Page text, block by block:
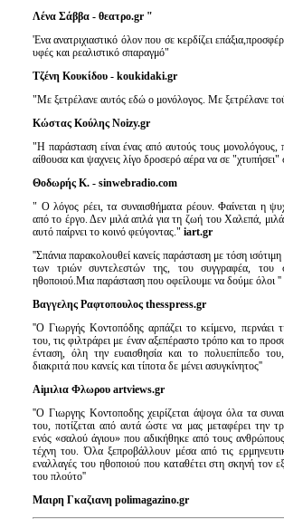
Λένα Σάββα - θεατρο.gr"
'Ενα ανατριχιαστικό όλον που σε κερδίζει
υφές και ρεαλιστικό σπαραγμό"
Τζένη Κουκίδου - koukidaki.gr
"Με ξετρέλανε αυτός εδώ ο μονόλογος. Με ξετρέλανε
Κώστας Κούλης Noizy.gr
"Η παράσταση είναι ένας από αυτούς τους μονολόγους,
αίθουσα και ψαχνεις λίγο δροσερό αέρα να σε
Θοδωρής Κ. - sinwebradio.com
" Ο λόγος ρέει, τα συναισθήματα ρέουν. Φαίνεται η
από το έργο. Δεν μιλά απλά για τη ζωή του Χαλεπά,
αυτό παίρνει το κοινό φεύγοντας." iart.gr
''Σπάνια παρακολουθεί κανείς παράσταση με τόση
των τριών συντελεστών της, του συγγραφέα, του
ηθοποιού.Μια παράσταση που οφείλουμε να δούμε όλοι ''
Βαγγελης Ραφτοπουλος thesspress.gr
''Ο Γιωργής Κοντοπόδης αρπάζει το κείμενο, περνάει
του, τις φιλτράρει με έναν αξεπέραστο τρόπο και το
ένταση, όλη την ευαισθησία και το πολυεπίπεδο
διακριτά που κανείς και τίποτα δε μένει ασυγκίνητος''
Αiμιλια Φλωρου artviews.gr
''Ο Γιωργης Κοντοποδης χειρίζεται άψογα όλα τα
του, ποτίζεται από αυτά ώστε να μας μεταφέρει την
ενός «σαλού άγιου» που αδικήθηκε από τους
τέχνη του. Όλα ξεπροβάλλουν μέσα από τις
εναλλαγές του ηθοποιού που καταθέτει στη σκηνή τον
του πλούτο''
Μαιρη Γκαζιανη polimagazino.gr